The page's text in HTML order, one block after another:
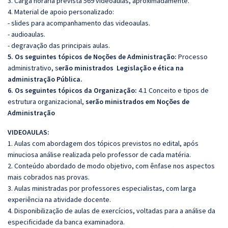
4. Material de apoio personalizado:
- slides para acompanhamento das videoaulas.
- audioaulas.
- degravação das principais aulas.
5. Os seguintes tópicos de Noções de Administração: Processo
administrativo, serão ministrados Legislação e ética na
administração Pública.
6. Os seguintes tópicos da Organização: 4.1 Conceito e tipos de
estrutura organizacional, serão ministrados em Noções de
Administração
VIDEOAULAS:
1. Aulas com abordagem dos tópicos previstos no edital, após
minuciosa análise realizada pelo professor de cada matéria.
2. Conteúdo abordado de modo objetivo, com ênfase nos aspectos
mais cobrados nas provas.
3. Aulas ministradas por professores especialistas, com larga
experiência na atividade docente.
4. Disponibilização de aulas de exercícios, voltadas para a análise da
especificidade da banca examinadora.